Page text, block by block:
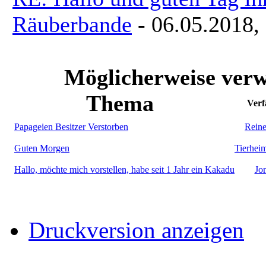
Räuberbande - 06.05.2018,
Möglicherweise
Thema
Papageien Besitzer Verstorben
Guten Morgen
Hallo, möchte mich vorstellen, habe seit 1 Jahr ein Kakadu
Druckversion anzeigen